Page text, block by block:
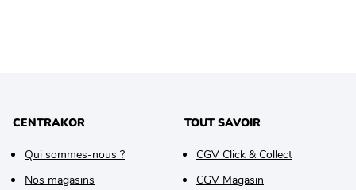
CENTRAKOR
Qui sommes-nous ?
Nos magasins
TOUT SAVOIR
CGV Click & Collect
CGV Magasin